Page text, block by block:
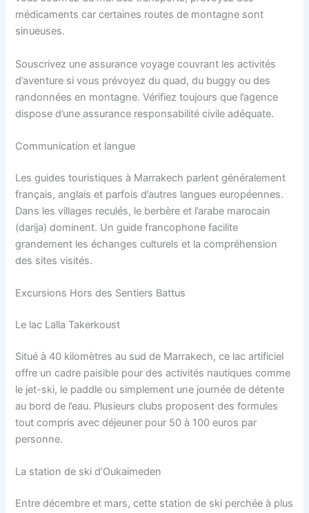
médicaments car certaines routes de montagne sont
sinueuses.
Souscrivez une assurance voyage couvrant les activités
d’aventure si vous prévoyez du quad, du buggy ou des
randonnées en montagne. Vérifiez toujours que l’agence
dispose d’une assurance responsabilité civile adéquate.
Communication et langue
Les guides touristiques à Marrakech parlent généralement
français, anglais et parfois d’autres langues européennes.
Dans les villages reculés, le berbère et l’arabe marocain
(darija) dominent. Un guide francophone facilite
grandement les échanges culturels et la compréhension
des sites visités.
Excursions Hors des Sentiers Battus
Le lac Lalla Takerkoust
Situé à 40 kilomètres au sud de Marrakech, ce lac artificiel
offre un cadre paisible pour des activités nautiques comme
le jet-ski, le paddle ou simplement une journée de détente
au bord de l’eau. Plusieurs clubs proposent des formules
tout compris avec déjeuner pour 50 à 100 euros par
personne.
La station de ski d’Oukaimeden
Entre décembre et mars, cette station de ski perchée à plus